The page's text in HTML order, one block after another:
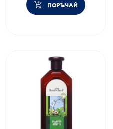
ПОРЪЧАЙ